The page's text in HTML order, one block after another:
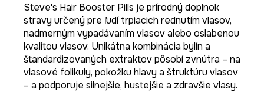
Steve's Hair Booster Pills je prírodný doplnok
stravy určený pre ľudí trpiacich rednutím vlasov,
nadmerným vypadávaním vlasov alebo oslabenou
kvalitou vlasov. Unikátna kombinácia bylín a
štandardizovaných extraktov pôsobí zvnútra – na
vlasové folikuly, pokožku hlavy a štruktúru vlasov
– a podporuje silnejšie, hustejšie a zdravšie vlasy.